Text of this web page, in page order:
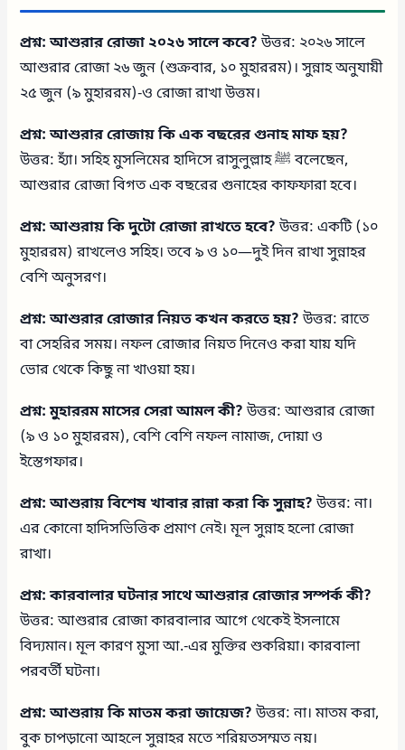
প্রশ্ন: আশুরার রোজা ২০২৬ সালে কবে?উত্তর: ২০২৬ সালে
আশুরার রোজা ২৬ জুন (শুক্রবার, ১০ মুহাররম)। সুন্নাহ অনুযায়ী
২৫ জুন (৯ মুহাররম)-ও রোজা রাখা উত্তম।
প্রশ্ন: আশুরার রোজায় কি এক বছরের গুনাহ মাফ হয়?
উত্তর: হ্যাঁ। সহিহ মুসলিমের হাদিসে রাসুলুল্লাহ ﷺ বলেছেন,
আশুরার রোজা বিগত এক বছরের গুনাহের কাফফারা হবে।
প্রশ্ন: আশুরায় কি দুটো রোজা রাখতে হবে?উত্তর: একটি (১০
মুহাররম) রাখলেও সহিহ। তবে ৯ ও ১০—দুই দিন রাখা সুন্নাহর
বেশি অনুসরণ।
প্রশ্ন: আশুরার রোজার নিয়ত কখন করতে হয়?উত্তর: রাতে
বা সেহরির সময়। নফল রোজার নিয়ত দিনেও করা যায় যদি
ভোর থেকে কিছু না খাওয়া হয়।
প্রশ্ন: মুহাররম মাসের সেরা আমল কী?উত্তর: আশুরার রোজা
(৯ ও ১০ মুহাররম), বেশি বেশি নফল নামাজ, দোয়া ও
ইস্তেগফার।
প্রশ্ন: আশুরায় বিশেষ খাবার রান্না করা কি সুন্নাহ?উত্তর: না।
এর কোনো হাদিসভিত্তিক প্রমাণ নেই। মূল সুন্নাহ হলো রোজা
রাখা।
প্রশ্ন: কারবালার ঘটনার সাথে আশুরার রোজার সম্পর্ক কী?
উত্তর: আশুরার রোজা কারবালার আগে থেকেই ইসলামে
বিদ্যমান। মূল কারণ মুসা আ.-এর মুক্তির শুকরিয়া। কারবালা
পরবর্তী ঘটনা।
প্রশ্ন: আশুরায় কি মাতম করা জায়েজ?উত্তর: না। মাতম করা,
বুক চাপড়ানো আহলে সুন্নাহর মতে শরিয়তসম্মত নয়।